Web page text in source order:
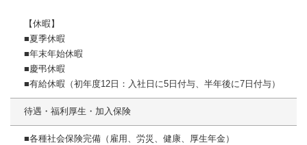
【休暇】
■夏季休暇
■年末年始休暇
■慶弔休暇
■有給休暇（初年度12日：入社日に5日付与、半年後に7日付与）
待遇・福利厚生・加入保険
■各種社会保険完備（雇用、労災、健康、厚生年金）